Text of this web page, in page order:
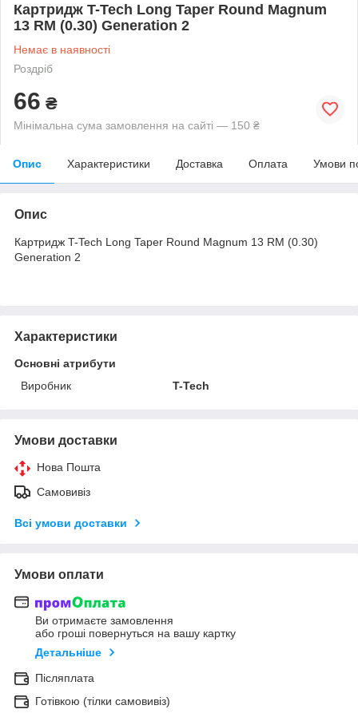
Картридж T-Tech Long Taper Round Magnum
13 RM (0.30) Generation 2
Немає в наявності
Роздріб
66 ₴
Мінімальна сума замовлення на сайті — 150 ₴
Опис Характеристики Доставка Оплата Умови
Опис
Картридж T-Tech Long Taper Round Magnum 13 RM (0.30)
Generation 2
Характеристики
Основні атрибути
Виробник
T-Tech
Умови доставки
Нова Пошта
Самовивіз
Всі умови доставки
Умови оплати
Ви отримаєте замовлення
або гроші повернуться на вашу картку
Детальніше
Післяплата
Готівкою (тілки самовивіз)